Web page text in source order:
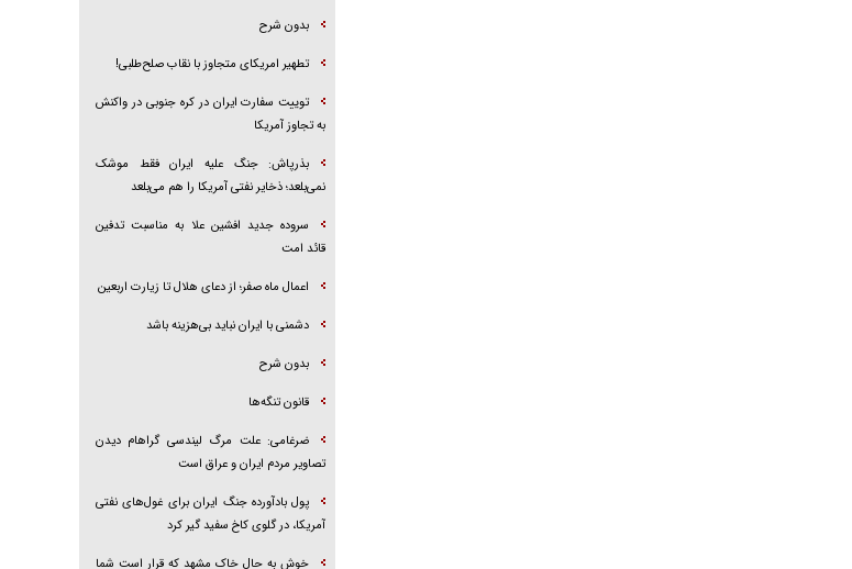
بدون شرح
تطهیر امریکای متجاوز با نقاب صلح‌طلبی!
توییت سفارت ایران در کره جنوبی در واکنش
به تجاوز آمریکا
بذرپاش: ‏جنگ علیه ایران فقط موشک
نمی‌بلعد؛ ذخایر نفتی آمریکا را هم می‌بلعد
سروده جدید افشین علا به مناسبت تدفین
قائد امت
اعمال ماه صفر؛ از دعای هلال تا زیارت اربعین
دشمنی با ایران نباید بی‌هزینه باشد
بدون شرح
قانون تنگه‌ها
ضرغامی: علت مرگ لیندسی گراهام دیدن
تصاویر مردم ایران و عراق است
پول بادآورده جنگ ایران برای غول‌های نفتی
آمریکا، در گلوی کاخ سفید گیر کرد
خوش به حال خاک مشهد که قرار است شما